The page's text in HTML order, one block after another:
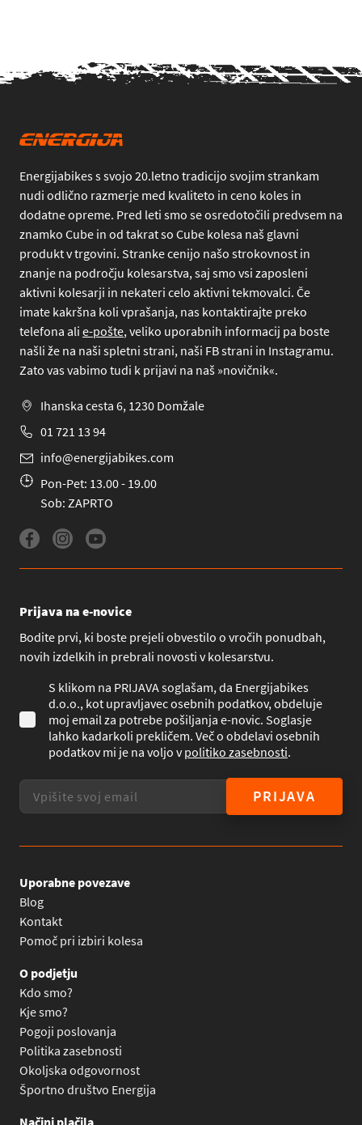
Energijabikes s svojo 20.letno tradicijo svojim strankam
nudi odlično razmerje med kvaliteto in ceno koles in
dodatne opreme. Pred leti smo se osredotočili predvsem na
znamko Cube in od takrat so Cube kolesa naš glavni
produkt v trgovini. Stranke cenijo našo strokovnost in
znanje na področju kolesarstva, saj smo vsi zaposleni
aktivni kolesarji in nekateri celo aktivni tekmovalci. Če
imate kakršna koli vprašanja, nas kontaktirajte preko
telefona ali e-pošte, veliko uporabnih informacij pa boste
našli že na naši spletni strani, naši FB strani in Instagramu.
Zato vas vabimo tudi k prijavi na naš »novičnik«.
Ihanska cesta 6, 1230 Domžale
01 721 13 94
info@energijabikes.com
Pon-Pet: 13.00 - 19.00
Sob: ZAPRTO
Prijava na e-novice
Bodite prvi, ki boste prejeli obvestilo o vročih ponudbah,
novih izdelkih in prebrali novosti v kolesarstvu.
S klikom na PRIJAVA soglašam, da Energijabikes
d.o.o., kot upravljavec osebnih podatkov, obdeluje
moj email za potrebe pošiljanja e-novic. Soglasje
lahko kadarkoli prekličem. Več o obdelavi osebnih
podatkov mi je na voljo vpolitiko zasebnosti.
PRIJAVA
Uporabne povezave
Blog
Kontakt
Pomoč pri izbiri kolesa
O podjetju
Kdo smo?
Kje smo?
Pogoji poslovanja
Politika zasebnosti
Okoljska odgovornost
Športno društvo Energija